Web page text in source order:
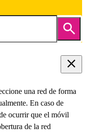
una red de forma
En caso de
ocurrir que el móvil
de la red